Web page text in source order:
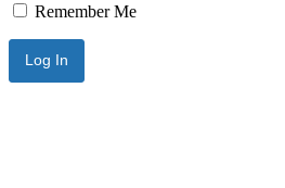
Remember Me